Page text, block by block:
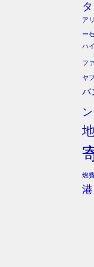
タ
ア
ー
ハ
フ
ヤ
バ
ン
燃
港